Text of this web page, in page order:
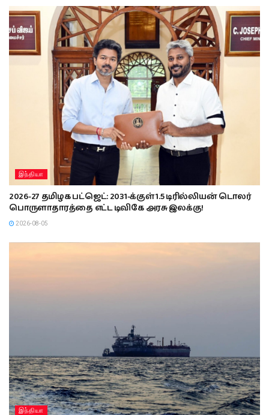
இந்தியா
2026-27 தமிழக பட்ஜெட்: 2031-க்குள் 1.5 டிரில்லியன் டொலர்
பொருளாதாரத்தை எட்ட டிவிகே அரசு இலக்கு!
2026-08-05
இந்தியா